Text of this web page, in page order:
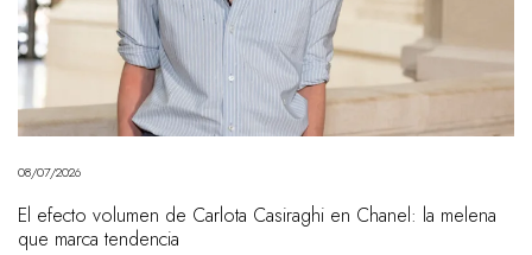
08/07/2026
El efecto volumen de Carlota Casiraghi en Chanel: la melena
que marca tendencia